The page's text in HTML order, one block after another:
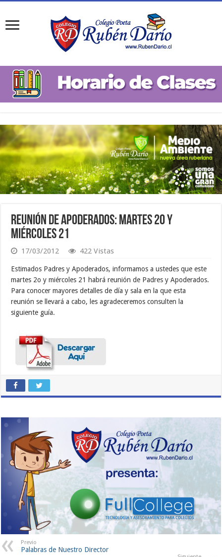
Reunión de Apoderados: Martes 20 y
Miércoles 21
17/03/2012 422 Vistas
Estimados Padres y Apoderados, informamos a ustedes que este
martes 2o y miércoles 21 habrá reunión de Padres y Apoderados.
Para conocer mayores detalles de día y sala en la que esta
reunión se llevará a cabo, les agradeceremos consulten la
siguiente guía.
Previo
Palabras de Nuestro Director